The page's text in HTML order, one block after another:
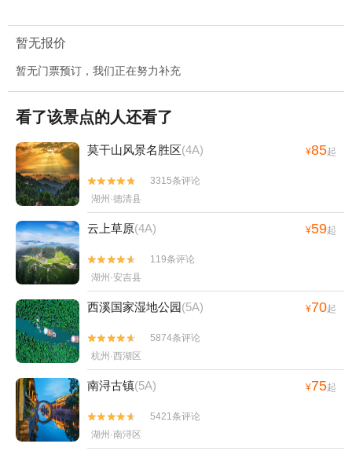
暂无报价
暂无门票预订，我们正在努力补充
看了该景点的人还看了
莫干山风景名胜区(4A) ¥85起


3315条评论
湖州·德清县
云上草原(4A) ¥59起


119条评论
湖州·安吉县
西溪国家湿地公园(5A) ¥70起


5874条评论
杭州·西湖区
南浔古镇(5A) ¥75起


5421条评论
湖州·南浔区